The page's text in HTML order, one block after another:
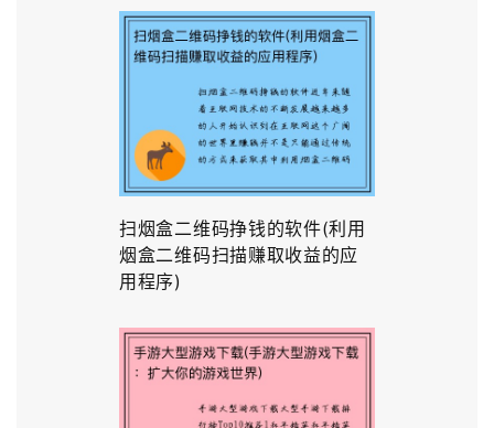
扫烟盒二维码挣钱的软件(利用
烟盒二维码扫描赚取收益的应
用程序)